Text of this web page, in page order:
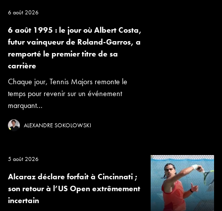
6 août 2026
6 août 1995 : le jour où Albert Costa,
futur vainqueur de Roland-Garros, a
remporté le premier titre de sa
carrière
Chaque jour, Tennis Majors remonte le
temps pour revenir sur un événement
marquant...
ALEXANDRE SOKOLOWSKI
5 août 2026
Alcaraz déclare forfait à Cincinnati ;
son retour à l’US Open extrêmement
incertain